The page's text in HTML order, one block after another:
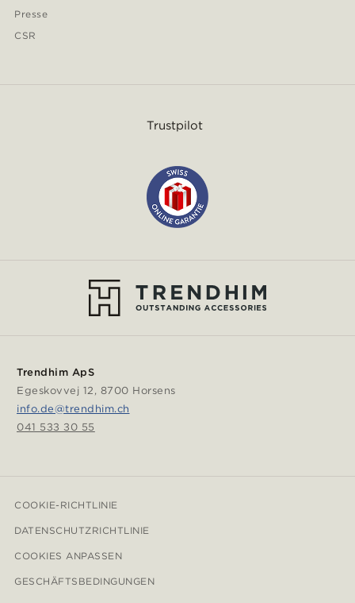
Presse
CSR
Trustpilot
Trendhim ApS
Egeskovvej 12, 8700 Horsens
info.de@trendhim.ch
041 533 30 55
COOKIE-RICHTLINIE
DATENSCHUTZRICHTLINIE
COOKIES ANPASSEN
GESCHÄFTSBEDINGUNGEN